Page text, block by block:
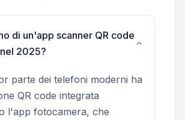
di un'app scanner QR code
2025?
parte dei telefoni moderni ha
QR code integrata
l'app fotocamera, che